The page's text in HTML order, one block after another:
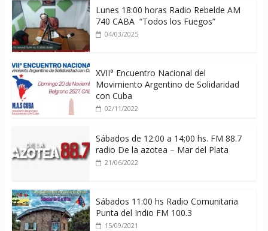
Lunes 18:00 horas Radio Rebelde AM
740 CABA “Todos los Fuegos”
04/03/2025
XVII° Encuentro Nacional del
Movimiento Argentino de Solidaridad
con Cuba
02/11/2022
Sábados de 12:00 a 14;00 hs. FM 88.7
radio De la azotea – Mar del Plata
21/06/2022
Sábados 11:00 hs Radio Comunitaria
Punta del Indio FM 100.3
15/09/2021